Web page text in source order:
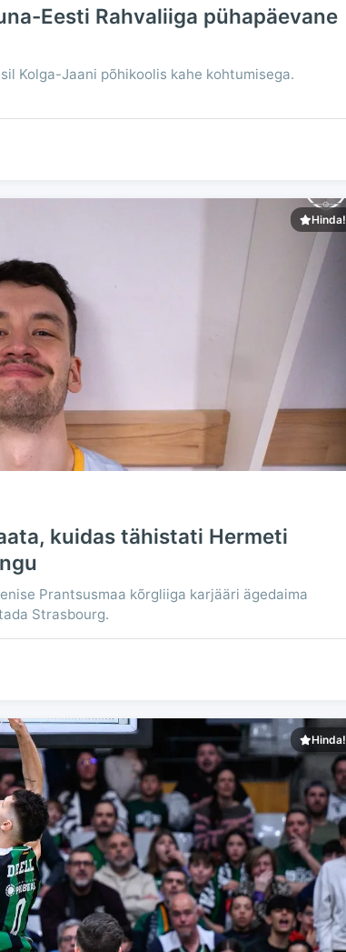
Eesti Rahvaliiga pühapäevane
Kolga-Jaani põhikoolis kahe kohtumisega.
Hinda!
kuidas tähistati Hermeti
Prantsusmaa kõrgliiga karjääri ägedaima
Strasbourg.
Hinda!